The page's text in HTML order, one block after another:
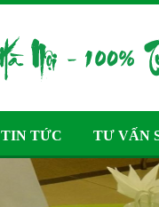
TIN TỨC TƯ VẤN